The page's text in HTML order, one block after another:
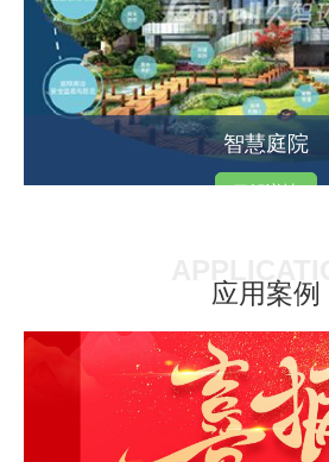
智慧庭院
了解详情
应用案例